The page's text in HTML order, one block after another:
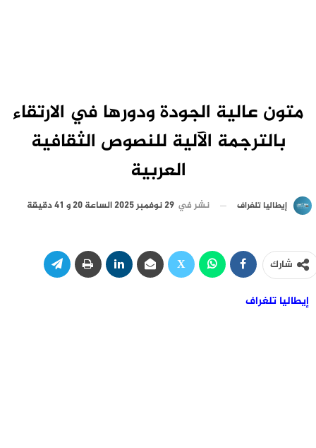
متون عالية الجودة ودورها في الارتقاء
بالترجمة الآلية للنصوص الثقافية
العربية
إيطاليا تلغراف نشر في 29 نوفمبر 2025 الساعة 20 و 41 دقيقة
شارك
إيطاليا تلغراف